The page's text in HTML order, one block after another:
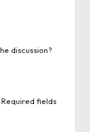
discussion?
Required fields